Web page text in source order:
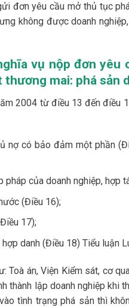
đơn yêu cầu mở thủ tục
không được doanh
vụ nộp đơn yêu
thương mai: phá sản
2004 từ điều 13 đến điều
nợ có bảo đảm một phần
pháp của doanh nghiệp, hợp
(Điều 16);
17);
danh (Điều 18) Tiểu luận
Toà án, Viện Kiểm sát, cơ
thành lập doanh nghiệp khi
tình trạng phá sản thì